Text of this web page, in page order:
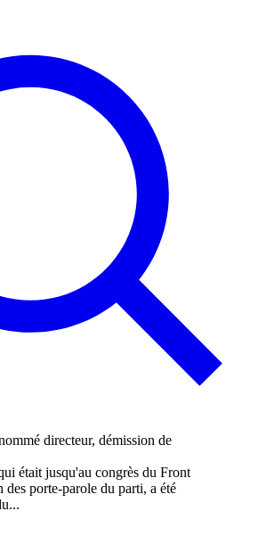
était jusqu'au congrès du Front
porte-parole du parti, a été